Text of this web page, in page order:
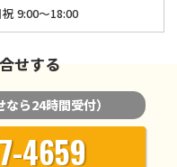
9:00～18:00
せする
なら24時間受付）
4659